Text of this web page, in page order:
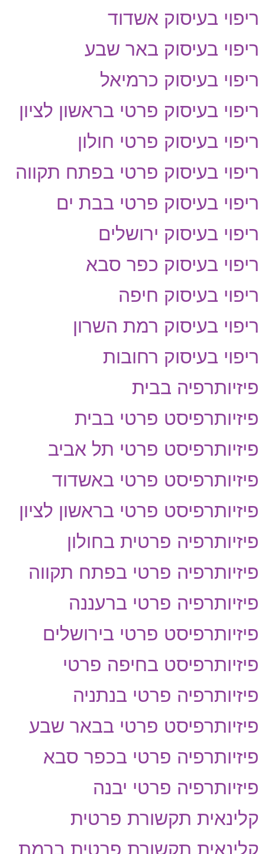
ריפוי בעיסוק אשדוד
ריפוי בעיסוק באר שבע
ריפוי בעיסוק כרמיאל
ריפוי בעיסוק פרטי בראשון לציון
ריפוי בעיסוק פרטי חולון
ריפוי בעיסוק פרטי בפתח תקווה
ריפוי בעיסוק פרטי בבת ים
ריפוי בעיסוק ירושלים
ריפוי בעיסוק כפר סבא
ריפוי בעיסוק חיפה
ריפוי בעיסוק רמת השרון
ריפוי בעיסוק רחובות
פיזיותרפיה בבית
פיזיותרפיסט פרטי בבית
פיזיותרפיסט פרטי תל אביב
פיזיותרפיסט פרטי באשדוד
פיזיותרפיסט פרטי בראשון לציון
פיזיותרפיה פרטית בחולון
פיזיותרפיה פרטי בפתח תקווה
פיזיותרפיה פרטי ברעננה
פיזיותרפיסט פרטי בירושלים
פיזיותרפיסט בחיפה פרטי
פיזיותרפיה פרטי בנתניה
פיזיותרפיסט פרטי בבאר שבע
פיזיותרפיה פרטי בכפר סבא
פיזיותרפיה פרטי יבנה
קלינאית תקשורת פרטית
קלינאית תקשורת פרטית ברמת